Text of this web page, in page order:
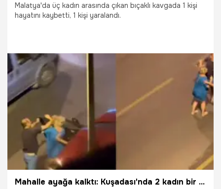
Malatya'da üç kadın arasında çıkan bıçaklı kavgada 1 kişi
hayatını kaybetti, 1 kişi yaralandı.
31.12.2025
Mahalle ayağa kalktı: Kuşadası'nda 2 kadın bir erkek birbirine girdi